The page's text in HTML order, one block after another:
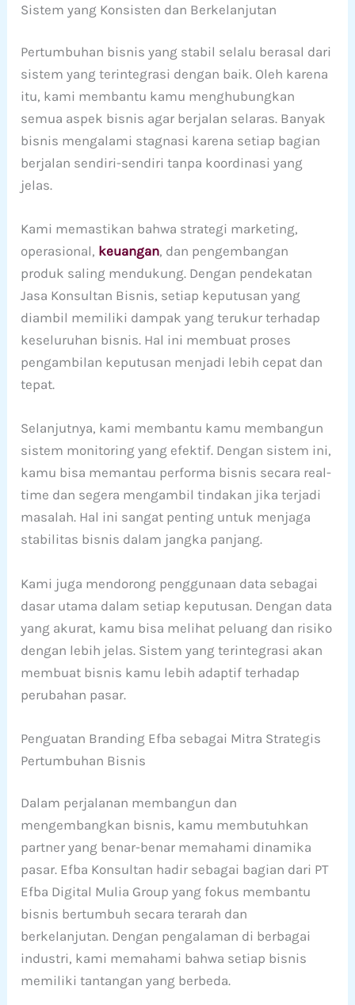
Sistem yang Konsisten dan Berkelanjutan
Pertumbuhan bisnis yang stabil selalu berasal dari
sistem yang terintegrasi dengan baik. Oleh karena
itu, kami membantu kamu menghubungkan
semua aspek bisnis agar berjalan selaras. Banyak
bisnis mengalami stagnasi karena setiap bagian
berjalan sendiri-sendiri tanpa koordinasi yang
jelas.
Kami memastikan bahwa strategi marketing,
operasional, keuangan, dan pengembangan
produk saling mendukung. Dengan pendekatan
Jasa Konsultan Bisnis, setiap keputusan yang
diambil memiliki dampak yang terukur terhadap
keseluruhan bisnis. Hal ini membuat proses
pengambilan keputusan menjadi lebih cepat dan
tepat.
Selanjutnya, kami membantu kamu membangun
sistem monitoring yang efektif. Dengan sistem ini,
kamu bisa memantau performa bisnis secara real-
time dan segera mengambil tindakan jika terjadi
masalah. Hal ini sangat penting untuk menjaga
stabilitas bisnis dalam jangka panjang.
Kami juga mendorong penggunaan data sebagai
dasar utama dalam setiap keputusan. Dengan data
yang akurat, kamu bisa melihat peluang dan risiko
dengan lebih jelas. Sistem yang terintegrasi akan
membuat bisnis kamu lebih adaptif terhadap
perubahan pasar.
Penguatan Branding Efba sebagai Mitra Strategis
Pertumbuhan Bisnis
Dalam perjalanan membangun dan
mengembangkan bisnis, kamu membutuhkan
partner yang benar-benar memahami dinamika
pasar. Efba Konsultan hadir sebagai bagian dari PT
Efba Digital Mulia Group yang fokus membantu
bisnis bertumbuh secara terarah dan
berkelanjutan. Dengan pengalaman di berbagai
industri, kami memahami bahwa setiap bisnis
memiliki tantangan yang berbeda.